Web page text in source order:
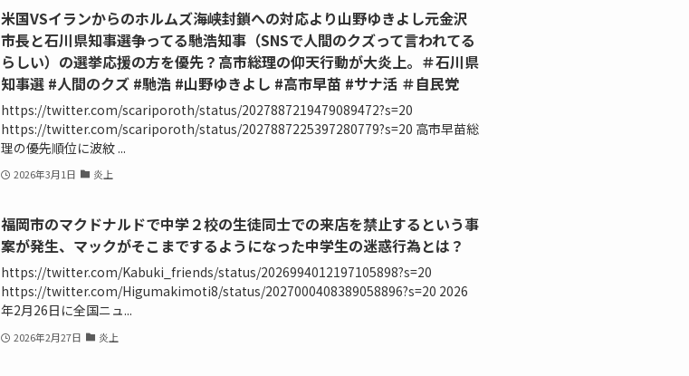
米国VSイランからのホルムズ海峡封鎖への対応より山野ゆきよし元金沢
市長と石川県知事選争ってる馳浩知事（SNSで人間のクズって言われてる
らしい）の選挙応援の方を優先？高市総理の仰天行動が大炎上。＃石川県
知事選 #人間のクズ #馳浩 #山野ゆきよし #高市早苗 #サナ活 ＃自民党
https://twitter.com/scariporoth/status/2027887219479089472?s=20
https://twitter.com/scariporoth/status/2027887225397280779?s=20 高市早苗総
理の優先順位に波紋 ...
2026年3月1日 炎上
福岡市のマクドナルドで中学２校の生徒同士での来店を禁止するという事
案が発生、マックがそこまでするようになった中学生の迷惑行為とは？
https://twitter.com/Kabuki_friends/status/2026994012197105898?s=20
https://twitter.com/Higumakimoti8/status/2027000408389058896?s=20 2026
年2月26日に全国ニュ...
2026年2月27日 炎上